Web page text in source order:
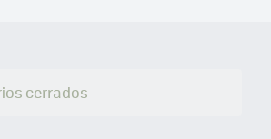
cerrados